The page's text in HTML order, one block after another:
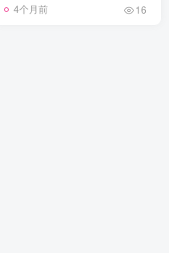
4个月前 16